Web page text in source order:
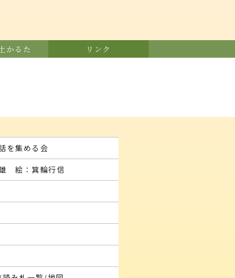
かるた リンク
を集める会
絵：箕輪行信